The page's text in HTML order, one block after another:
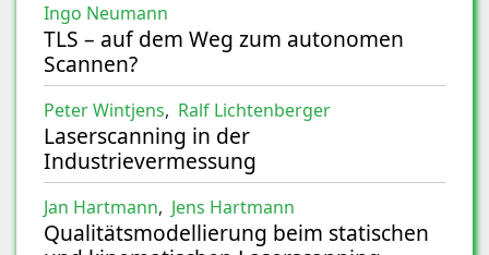
Ingo Neumann
TLS – auf dem Weg zum autonomen
Scannen?
Peter Wintjens, Ralf Lichtenberger
Laserscanning in der
Industrievermessung
Jan Hartmann, Jens Hartmann
Qualitätsmodellierung beim statischen